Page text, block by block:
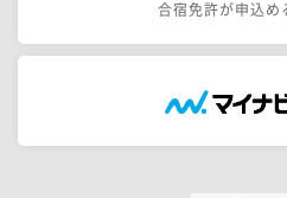
合宿免許が申込め